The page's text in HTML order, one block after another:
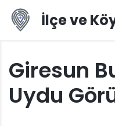
İlçe ve
Giresun
Uydu